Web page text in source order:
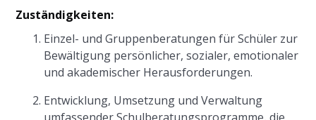
Zuständigkeiten:
Einzel- und Gruppenberatungen für Schüler zur
Bewältigung persönlicher, sozialer, emotionaler
und akademischer Herausforderungen.
Entwicklung, Umsetzung und Verwaltung